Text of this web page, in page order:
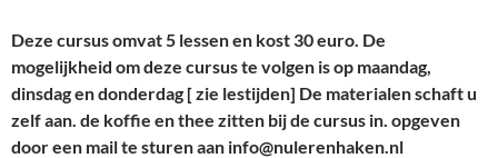
Deze cursus omvat 5 lessen en kost 30 euro. De
mogelijkheid om deze cursus te volgen is op maandag,
dinsdag en donderdag [ zie lestijden] De materialen schaft u
zelf aan. de koffie en thee zitten bij de cursus in. opgeven
door een mail te sturen aan info@nulerenhaken.nl